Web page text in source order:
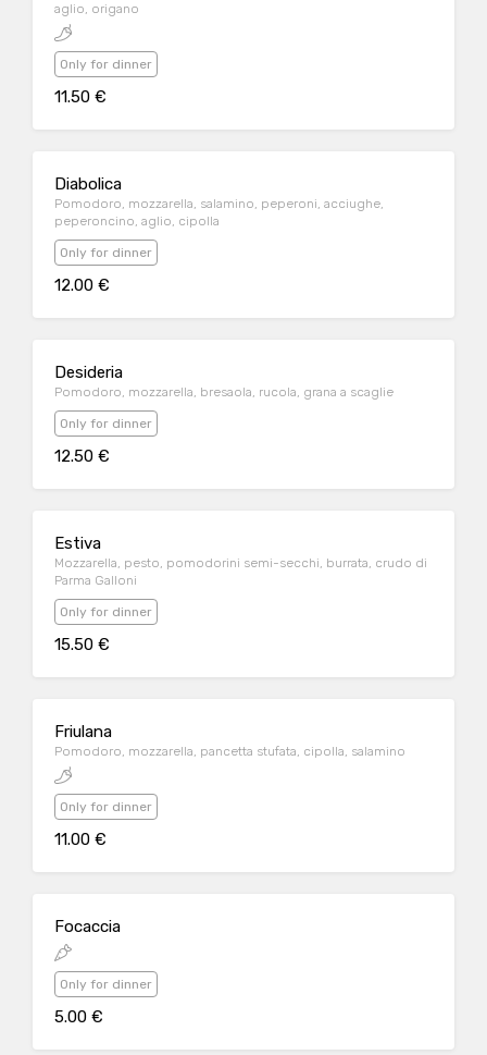
aglio, origano
Only for dinner
11.50 €
Diabolica
Pomodoro, mozzarella, salamino, peperoni, acciughe,
peperoncino, aglio, cipolla
Only for dinner
12.00 €
Desideria
Pomodoro, mozzarella, bresaola, rucola, grana a scaglie
Only for dinner
12.50 €
Estiva
Mozzarella, pesto, pomodorini semi-secchi, burrata, crudo di
Parma Galloni
Only for dinner
15.50 €
Friulana
Pomodoro, mozzarella, pancetta stufata, cipolla, salamino
Only for dinner
11.00 €
Focaccia
Only for dinner
5.00 €